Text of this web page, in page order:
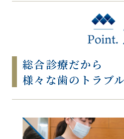
総合診療だから
様々な歯のトラブ